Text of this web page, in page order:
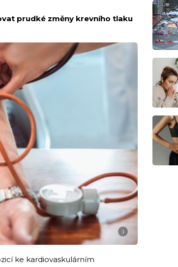
prudké změny krevního tlaku
i
ke kardiovaskulárním